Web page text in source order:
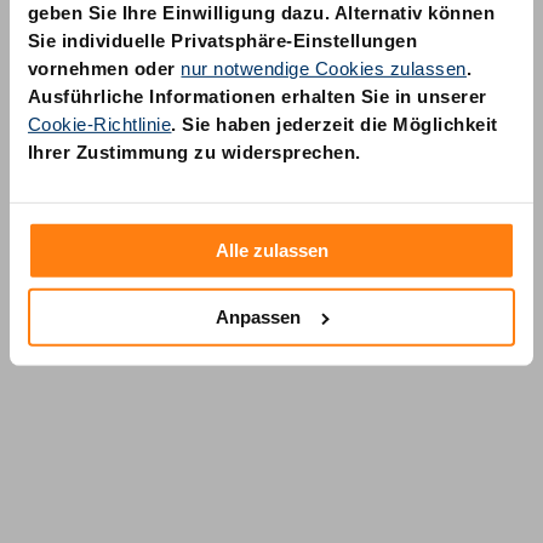
geben Sie Ihre Einwilligung dazu. Alternativ können
Sie individuelle Privatsphäre-Einstellungen
vornehmen oder nur notwendige Cookies zulassen.
Ausführliche Informationen erhalten Sie in unserer
Cookie-Richtlinie. Sie haben jederzeit die Möglichkeit
Ihrer Zustimmung zu widersprechen.
Alle zulassen
Anpassen
AM Quality GmbH
Wolfsstraße 6-14